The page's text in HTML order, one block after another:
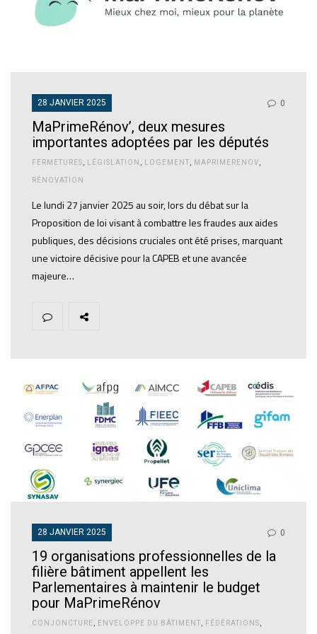
28 JANVIER 2025 0
MaPrimeRénov’, deux mesures
importantes adoptées par les députés
FERMETURES LÉGISLATION LOGEMENT MAPRIMERENOV
RÉNOVATION
Le lundi 27 janvier 2025 au soir, lors du débat sur la
Proposition de loi visant à combattre les fraudes aux aides
publiques, des décisions cruciales ont été prises, marquant
une victoire décisive pour la CAPEB et une avancée
majeure…
28 JANVIER 2025 0
19 organisations professionnelles de la
filière bâtiment appellent les
Parlementaires à maintenir le budget
pour MaPrimeRénov
CONJONCTURE ENVELOPPE DU BÂTIMENT FÉDÉRATIONS